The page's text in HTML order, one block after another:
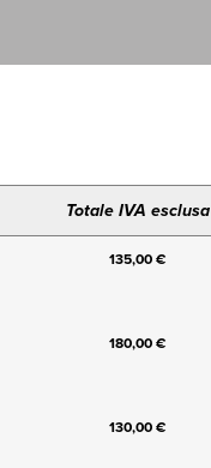
Totale IVA esclusa
135,00 €
180,00 €
130,00 €